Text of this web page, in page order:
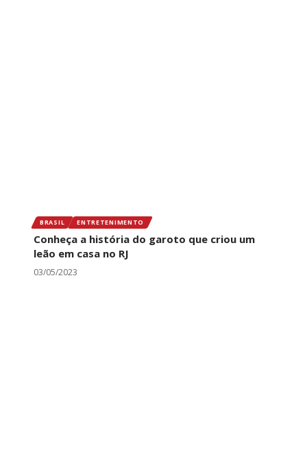
BRASIL ENTRETENIMENTO
Conheça a história do garoto que criou um
leão em casa no RJ
03/05/2023